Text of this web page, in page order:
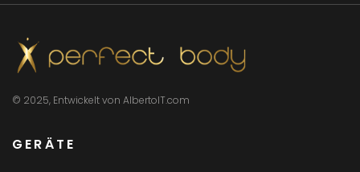
© 2025, Entwickelt von AlbertoIT.com
GERÄTE